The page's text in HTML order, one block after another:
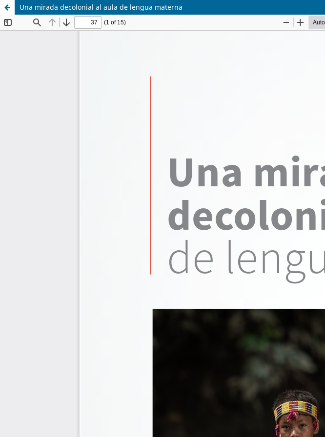
Una mirada decolonial al aula de lengua materna